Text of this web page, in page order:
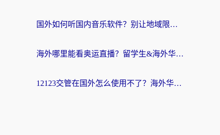
国外如何听国内音乐软件？别让地域限制，断了你的中文歌单
海外哪里能看奥运直播？留学生&海外华人必看的体育赛事观赛终极指南
12123交管在国外怎么使用不了？海外华人必看的无缝访问国内资源指南